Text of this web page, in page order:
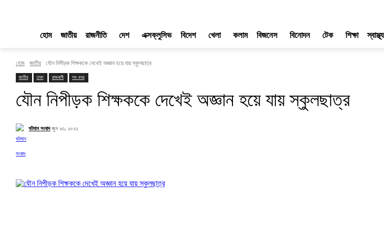
হোম জাতীয় রাজনীতি দেশ এক্সক্লুসিভ বিদেশ খেলা কলাম বিজনেস বিনোদন টেক শিক্ষা স্বাস্থ্য
হোম জাতীয় যৌন নিপীড়ক শিক্ষককে দেখেই অজ্ঞান হয়ে যায় স্কুলছাত্র
জাতীয় ঢাকা রাজধানী সব খবর
যৌন নিপীড়ক শিক্ষককে দেখেই অজ্ঞান হয়ে যায় স্কুলছাত্র
ঘটমান সংবাদ জুন ২৩, ২০২২